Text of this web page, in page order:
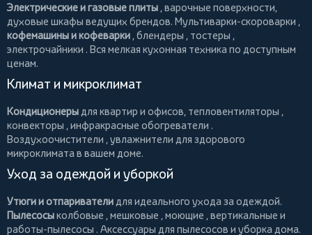
Электрические и газовые плиты , варочные поверхности,
духовые шкафы ведущих брендов. Мультиварки-скороварки ,
кофемашины и кофеварки ,блендеры , тостеры ,
электрочайники . Вся мелкая кухонная техника по доступным
ценам.
Климат и микроклимат
Кондиционерыдля квартир и офисов, тепловентиляторы ,
конвекторы ,инфракрасные обогреватели .
Воздухоочистители , увлажнители для здорового
микроклимата в вашем доме.
Уход за одеждой и уборкой
Утюги и отпаривателидля идеального ухода за одеждой.
Пылесосыколбовые ,мешковые ,моющие ,вертикальные и
работы-пылесосы . Аксессуары для пылесосов и уборка дома.